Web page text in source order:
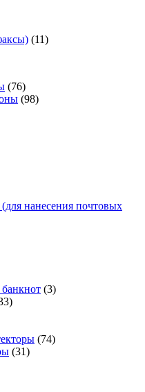
(11)
(76)
(98)
нанесения почтовых
банкнот (3)
(74)
(31)